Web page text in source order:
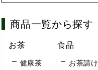
商品一覧から探す
お茶
健康茶
食品
お茶請け